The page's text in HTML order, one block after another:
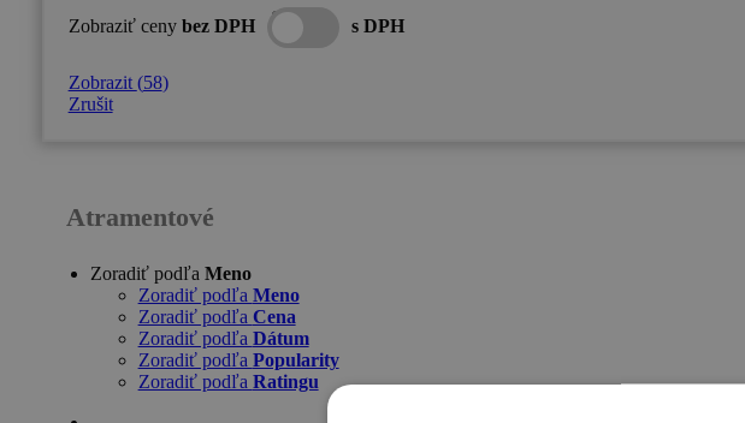
Zobraziť ceny bez DPH s DPH
Zobrazit (58)
Zrušit
Atramentové
Zoradiť podľa Meno
Zoradiť podľa Meno
Zoradiť podľa Cena
Zoradiť podľa Dátum
Zoradiť podľa Popularity
Zoradiť podľa Ratingu